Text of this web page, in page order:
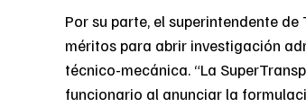
Por su parte, el superintendente
méritos para abrir investigación
técnico-mecánica. “La
funcionario al anunciar la